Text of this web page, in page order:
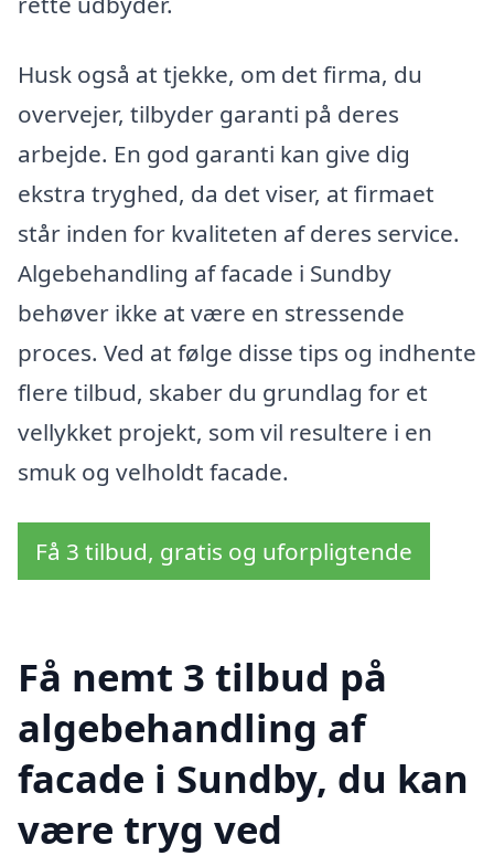
Husk også at tjekke, om det firma, du
overvejer, tilbyder garanti på deres
arbejde. En god garanti kan give dig
ekstra tryghed, da det viser, at firmaet
står inden for kvaliteten af deres service.
Algebehandling af facade i Sundby
behøver ikke at være en stressende
proces. Ved at følge disse tips og indhente
flere tilbud, skaber du grundlag for et
vellykket projekt, som vil resultere i en
smuk og velholdt facade.
Få 3 tilbud, gratis og uforpligtende
Få nemt 3 tilbud på
algebehandling af
facade i Sundby, du kan
være tryg ved